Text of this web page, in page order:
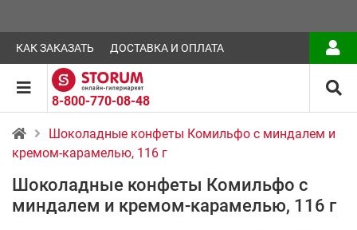
КАК ЗАКАЗАТЬ ДОСТАВКА И ОПЛАТА
8-800-770-08-48
Шоколадные конфеты Комильфо с миндалем и
кремом-карамелью, 116 г
Шоколадные конфеты Комильфо с
миндалем и кремом-карамелью, 116 г